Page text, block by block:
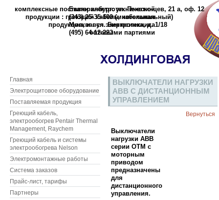
комплексные поставки электротехнической
продукции : греющий кабель, кабельная
продукция, и вся электротехника
оптовыми партиями
Екатеринбург: ул. Пехотинцев, 21 а, оф. 12
(343) 25-35-100 (многоканальный)
Москва: ул. Бирюсинка, д. 1/18
(495) 64-12-223
Главная
Электрощитовое оборудование
Поставляемая продукция
Греющий кабель,
электрообогрев Pentair Thermal
Management, Raychem
Греющий кабель и системы
электрообогрева Nelson
Электромонтажные работы
Система заказов
Прайс-лист, тарифы
Партнеры
ВЫКЛЮЧАТЕЛИ НАГРУЗКИ
ABB С ДИСТАНЦИОННЫМ
УПРАВЛЕНИЕМ
Вернуться
Выключатели
нагрузки ABB
серии OTM с
моторным
приводом
предназначены
для
дистанционного
управления.